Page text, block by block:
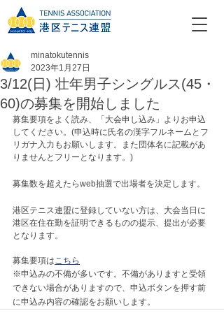
3/12(日) 壮年男子シングルス(45・
60)の募集を開始しました
minatokutennis
2023年1月27日
募集要項をよく読み、「大会申し込み」よりお申込
してください。 (申込時に氏名の漢字フルネームとフ
リガナ入力もお願いします。また団体名に記載があ
りませんとフリーとなります。)
募集数を超えたらweb抽選で出場者を決定します。
港区テニス連盟に登録していない方は、大会当日に
港区在住在勤を証明できるものの提示、提出が必要
となります。
募集要項はこちら
※申込みの不備が多いです。不備がありますと受領
できない場合がありますので、申込ボタンを押す前
に申込み内容の確認をお願いします。